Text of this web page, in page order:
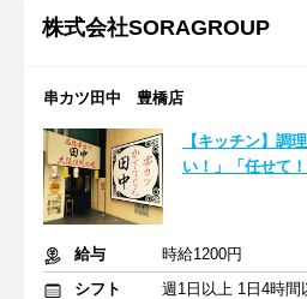
株式会社SORAGROUP
串カツ田中 豊橋店
【キッチン】調
い！」「任せて
給与
時給1200円
シフト